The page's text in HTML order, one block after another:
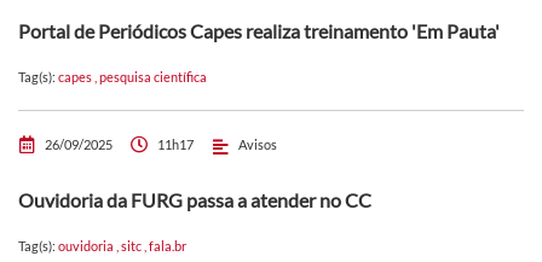
Portal de Periódicos Capes realiza treinamento 'Em Pauta'
Tag(s): capes pesquisa científica
26/09/2025 11h17 Avisos
Ouvidoria da FURG passa a atender no CC
Tag(s): ouvidoria sitc fala.br